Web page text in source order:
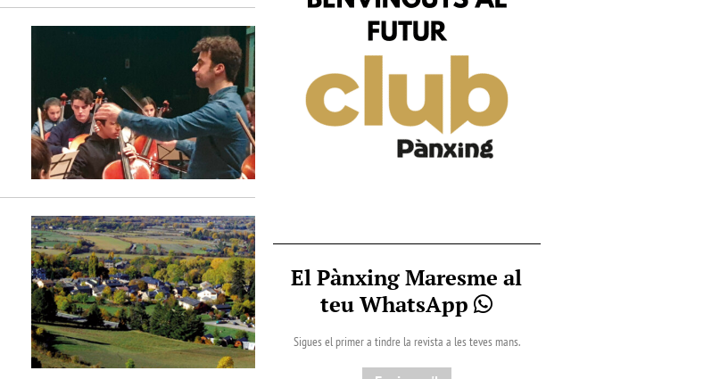
El Pànxing Maresme al
teu WhatsApp
Sigues el primer a tindre la revista a les teves mans.